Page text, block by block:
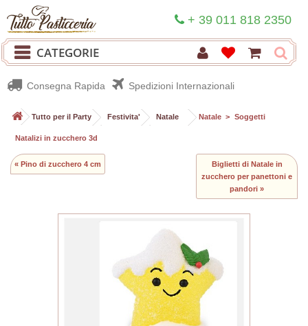
+ 39 011 818 2350
CATEGORIE
Consegna Rapida Spedizioni Internazionali
> Tutto per il Party >Festivita' >Natale > Natale > Soggetti
Natalizi in zucchero 3d
« Pino di zucchero 4 cm
Biglietti di Natale in
zucchero per panettoni e
pandori »